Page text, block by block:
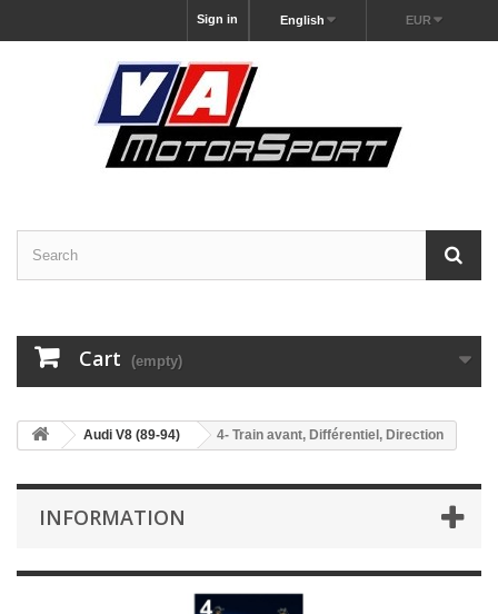
EUR
English
Sign in
Cart (empty)
Audi V8 (89-94) 4- Train avant, Différentiel, Direction
INFORMATION